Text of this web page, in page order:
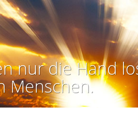
nur die Hand
Menschen.